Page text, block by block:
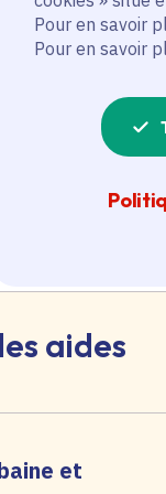
Pour en savoir
Pour en savoir
et
de-France :
subvention
aides
et